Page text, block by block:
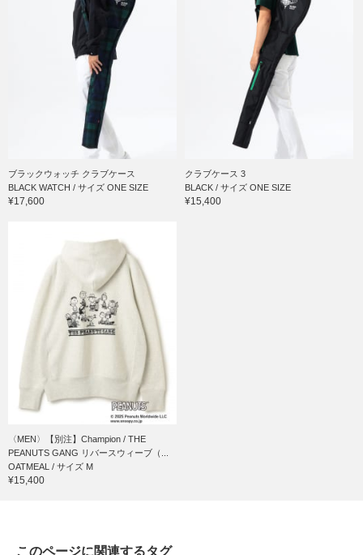
ブラックウォッチ クラブケース
BLACK WATCH / サイズ ONE SIZE
¥17,600
クラブケース 3
BLACK / サイズ ONE SIZE
¥15,400
〈MEN〉【別注】Champion / THE
PEANUTS GANG リバースウィーブ（...
OATMEAL / サイズ M
¥15,400
このページに関連するタグ